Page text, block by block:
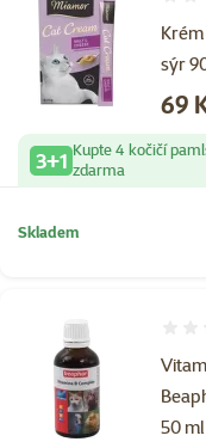
sýr
69
3+1 Kupte 4 kočičí
zdarma
Skladem
50 ml